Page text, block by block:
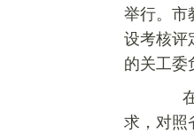
举行。市
设考核评
的关工委
求，对照